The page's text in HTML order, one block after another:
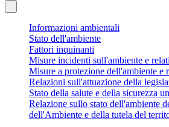
Informazioni ambientali
Stato dell'ambiente
Fattori inquinanti
Misure incidenti sull'ambiente e
Misure a protezione dell'ambiente e
Relazioni sull'attuazione della
Stato della salute e della sicurezza
Relazione sullo stato dell'ambiente
dell'Ambiente e della tutela del